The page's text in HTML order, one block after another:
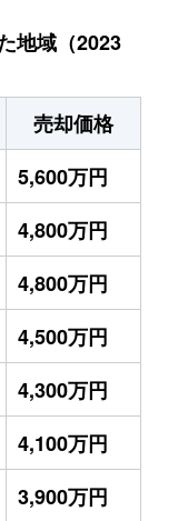
地域（2023
売却価格
5,600万円
4,800万円
4,800万円
4,500万円
4,300万円
4,100万円
3,900万円